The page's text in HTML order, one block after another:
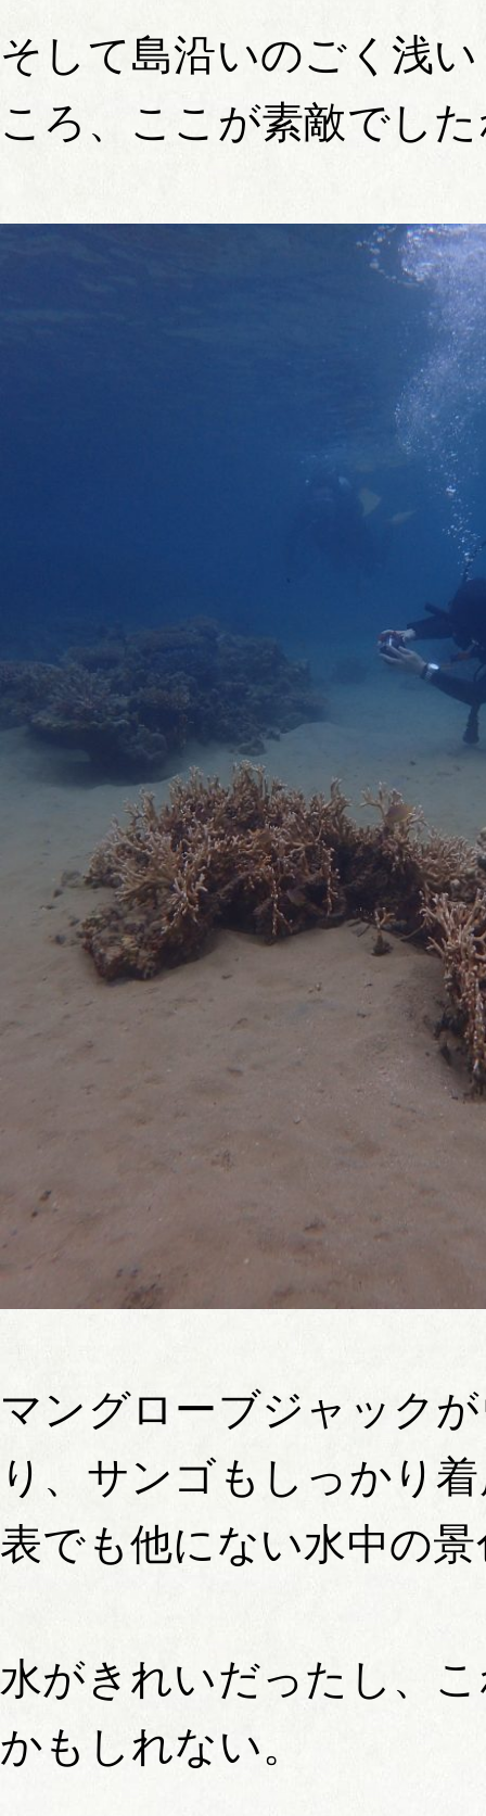
そして島沿いのごく浅
ころ、ここが素敵でし
マングローブジャック
り、サンゴもしっかり
表でも他にない水中の
水がきれいだったし、
かもしれない。